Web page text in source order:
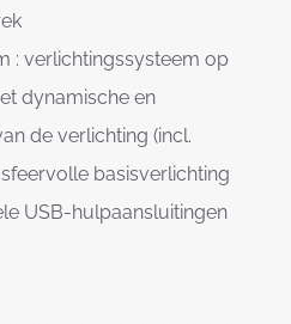
: verlichtingssysteem op
dynamische en
de verlichting (incl.
basisverlichting
USB-hulpaansluitingen